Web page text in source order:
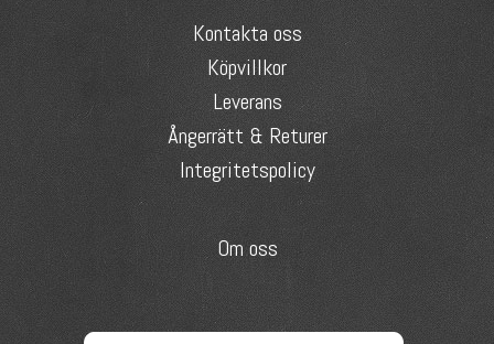
Kontakta oss
Köpvillkor
Leverans
Ångerrätt & Returer
Integritetspolicy
Om oss